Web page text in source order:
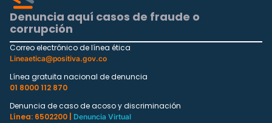
Denuncia aquí casos de fraude o
corrupción
Correo electrónico de línea ética
Lineaetica@positiva.gov.co
Línea gratuita nacional de denuncia
01 8000 112 870
Denuncia de caso de acoso y discriminación
Línea: 6502200 |
Denuncia Virtual